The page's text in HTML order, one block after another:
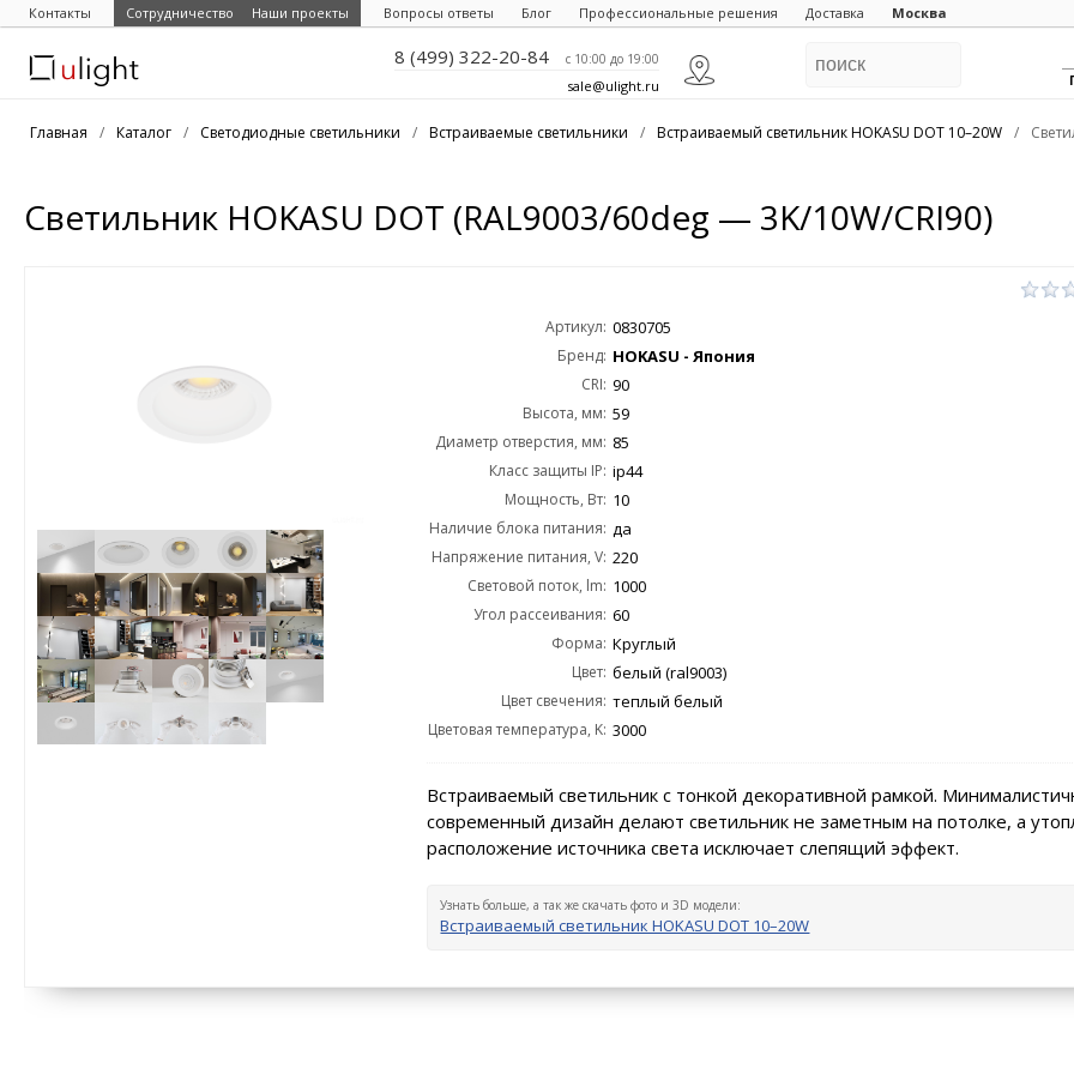
Контакты Сотрудничество Наши проекты Вопросы ответы Блог Профессиональные решения Доставка Москва
8 (499) 322-20-84 c 10:00 до 19:00
sale@ulight.ru
Главная / Каталог / Светодиодные светильники / Встраиваемые светильники / Встраиваемый светильник HOKASU DOT 10–20W /
Светильник HOKASU DOT (RAL9003/60deg — 3K/10W/CRI90)
Артикул: 0830705
Бренд: HOKASU - Япония
CRI: 90
Высота, мм: 59
Диаметр отверстия, мм: 85
Класс защиты IP: ip44
Мощность, Вт: 10
Наличие блока питания: да
Напряжение питания, V: 220
Световой поток, lm: 1000
Угол рассеивания: 60
Форма: Круглый
Цвет: белый (ral9003)
Цвет свечения: теплый белый
Цветовая температура, K: 3000
Встраиваемый светильник с тонкой декоративной рамкой.
современный дизайн делают светильник не заметным на потолке, а
расположение источника света исключает слепящий эффект.
Узнать больше, а так же скачать фото и 3D модели:
Встраиваемый светильник HOKASU DOT 10–20W